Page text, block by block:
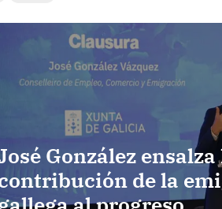
González ensalza
de la